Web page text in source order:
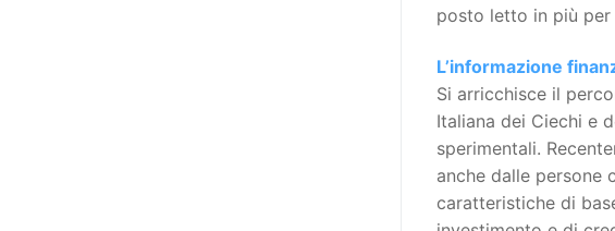
posto letto in più per
L’informazione
Si arricchisce il
Italiana dei Ciechi e
sperimentali.
anche dalle persone
caratteristiche di